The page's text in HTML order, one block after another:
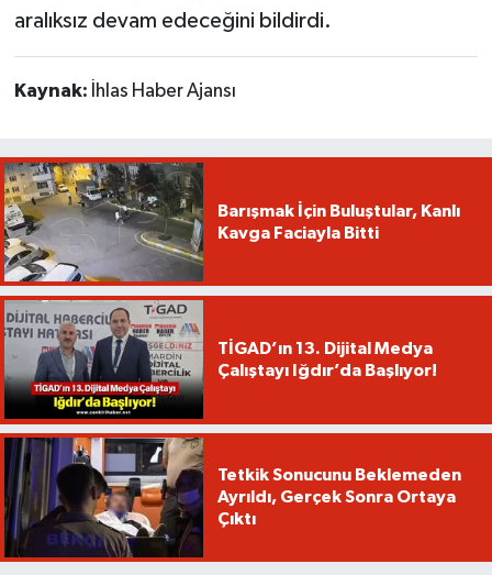
aralıksız devam edeceğini bildirdi.
Kaynak: İhlas Haber Ajansı
Barışmak İçin Buluştular, Kanlı
Kavga Faciayla Bitti
TİGAD’ın 13. Dijital Medya
Çalıştayı Iğdır’da Başlıyor!
Tetkik Sonucunu Beklemeden
Ayrıldı, Gerçek Sonra Ortaya
Çıktı